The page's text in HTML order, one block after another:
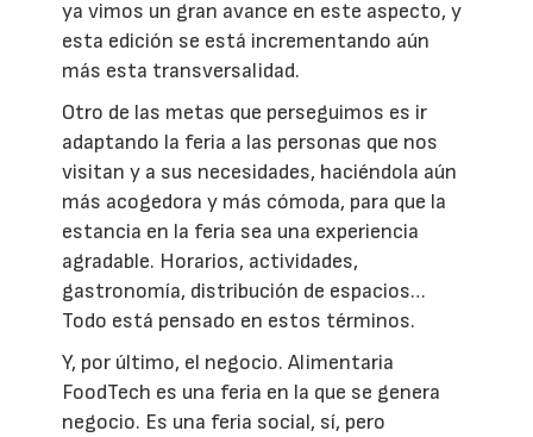
ya vimos un gran avance en este aspecto, y
esta edición se está incrementando aún
más esta transversalidad.
Otro de las metas que perseguimos es ir
adaptando la feria a las personas que nos
visitan y a sus necesidades, haciéndola aún
más acogedora y más cómoda, para que la
estancia en la feria sea una experiencia
agradable. Horarios, actividades,
gastronomía, distribución de espacios…
Todo está pensado en estos términos.
Y, por último, el negocio. Alimentaria
FoodTech es una feria en la que se genera
negocio. Es una feria social, sí, pero